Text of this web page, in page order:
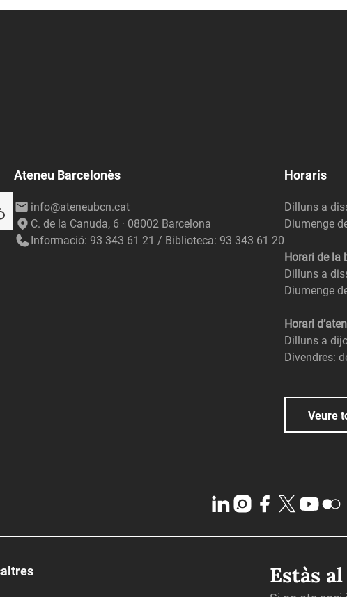
Ateneu Barcelonès
info@ateneubcn.cat
C. de la Canuda, 6 · 08002 Barcelona
Informació: 93 343 61 21 / Biblioteca: 93 343 61 20
Horaris
Dilluns a
Diumenge
Horari de la
Dilluns a
Diumenge
Horari
Dilluns a
Divendres:
Veure
Estàs